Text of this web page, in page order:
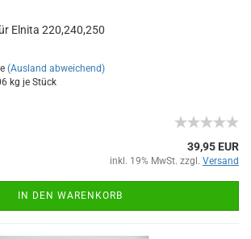
Elnita 220,240,250
(Ausland abweichend)
kg je Stück
39,95 EUR
inkl. 19% MwSt. zzgl. Versand
IN DEN WARENKORB